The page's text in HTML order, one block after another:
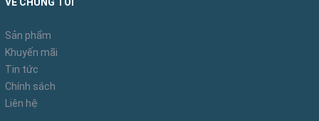
Thang có tải trọng lên đến 150kg vì vậy người dùng có thể
VỀ CHÚNG TÔI
Sản phẩm
Khuyến mãi
Tin tức
Chính sách
Liên hệ